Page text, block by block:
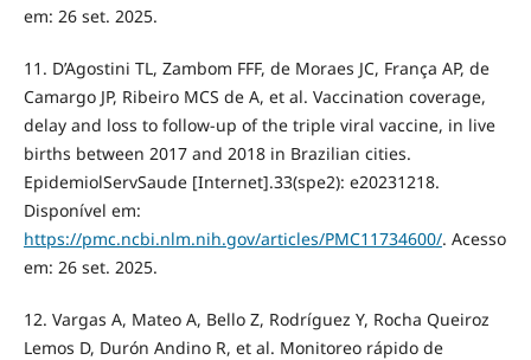
em: 26 set. 2025.
11. D’Agostini TL, Zambom FFF, de Moraes JC, França AP, de
Camargo JP, Ribeiro MCS de A, et al. Vaccination coverage,
delay and loss to follow-up of the triple viral vaccine, in live
births between 2017 and 2018 in Brazilian cities.
EpidemiolServSaude [Internet].33(spe2): e20231218.
Disponível em:
https://pmc.ncbi.nlm.nih.gov/articles/PMC11734600/. Acesso
em: 26 set. 2025.
12. Vargas A, Mateo A, Bello Z, Rodríguez Y, Rocha Queiroz
Lemos D, Durón Andino R, et al. Monitoreo rápido de